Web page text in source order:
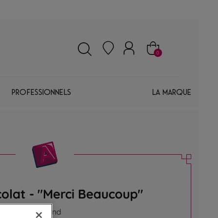
0
Professionnels La marque
- "Merci Beaucoup"
et gourmand